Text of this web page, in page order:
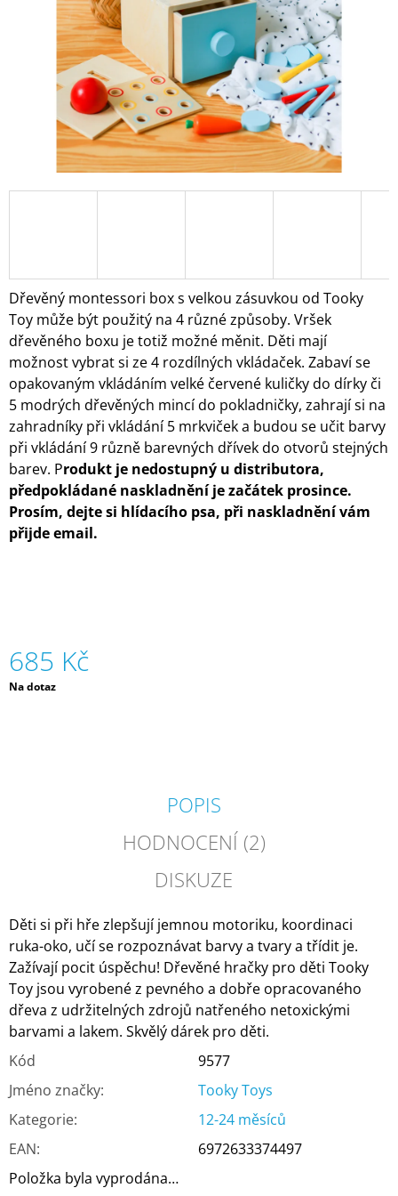
Dřevěný montessori box s velkou zásuvkou od Tooky
Toy může být použitý na 4 různé způsoby. Vršek
dřevěného boxu je totiž možné měnit. Děti mají
možnost vybrat si ze 4 rozdílných vkládaček. Zabaví se
opakovaným vkládáním velké červené kuličky do dírky či
5 modrých dřevěných mincí do pokladničky, zahrají si na
zahradníky při vkládání 5 mrkviček a budou se učit barvy
při vkládání 9 různě barevných dřívek do otvorů stejných
barev. Produkt je nedostupný u distributora,
předpokládané naskladnění je začátek prosince.
Prosím, dejte si hlídacího psa, při naskladnění vám
přijde email.
685 Kč
Měrná
Na dotaz
POPIS
HODNOCENÍ (2)
DISKUZE
Děti si při hře zlepšují jemnou motoriku, koordinaci
ruka-oko, učí se rozpoznávat barvy a tvary a třídit je.
Zažívají pocit úspěchu! Dřevěné hračky pro děti Tooky
Toy jsou vyrobené z pevného a dobře opracovaného
dřeva z udržitelných zdrojů natřeného netoxickými
barvami a lakem. Skvělý dárek pro děti.
Kód
9577
Jméno značky:
Tooky Toys
Kategorie:
12-24 měsíců
EAN:
6972633374497
Položka byla vyprodána…
D
O
P
O
R
U
Č
U
E
M
E
SILIKONOVÁ
VODNÍ
BOMBA
55
Kč